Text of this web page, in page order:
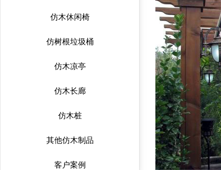
仿木休闲椅
仿树根垃圾桶
仿木凉亭
仿木长廊
仿木桩
其他仿木制品
客户案例